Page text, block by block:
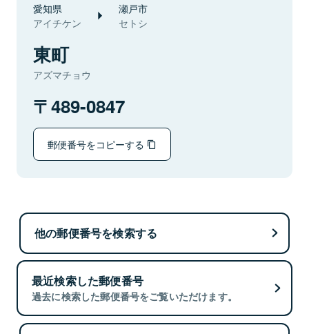
愛知県
アイチケン
瀬戸市
セトシ
東町
アズマチョウ
489-0847
郵便番号をコピーする
他の郵便番号を検索する
最近検索した郵便番号
過去に検索した郵便番号をご覧いただけます。